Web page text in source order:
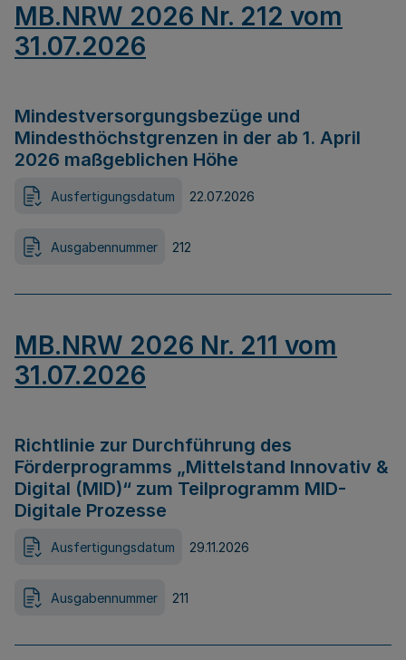
MB.NRW 2026 Nr. 212 vom
31.07.2026
Mindestversorgungsbezüge und
Mindesthöchstgrenzen in der ab 1. April
2026 maßgeblichen Höhe
Ausfertigungsdatum 22.07.2026
Ausgabennummer 212
MB.NRW 2026 Nr. 211 vom
31.07.2026
Richtlinie zur Durchführung des
Förderprogramms „Mittelstand Innovativ &
Digital (MID)“ zum Teilprogramm MID-
Digitale Prozesse
Ausfertigungsdatum 29.11.2026
Ausgabennummer 211